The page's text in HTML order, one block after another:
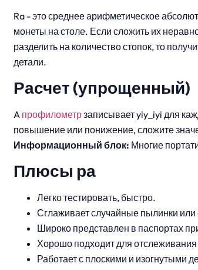
Ra - это среднее арифметическое
монеты на столе. Если сложить их
разделить на количество стопок, то
детали.
Расчет (упрощенный)
A профилометрзаписывает yiy_iyi для
повышение или понижение, сложите
Информационный блок: Многие
Плюсы ра
Легко тестировать, быстро.
Сглаживает случайные пылинки
Широко представлен в паспортах
Хорошо подходит для
Работает с плоскими и изогнутыми